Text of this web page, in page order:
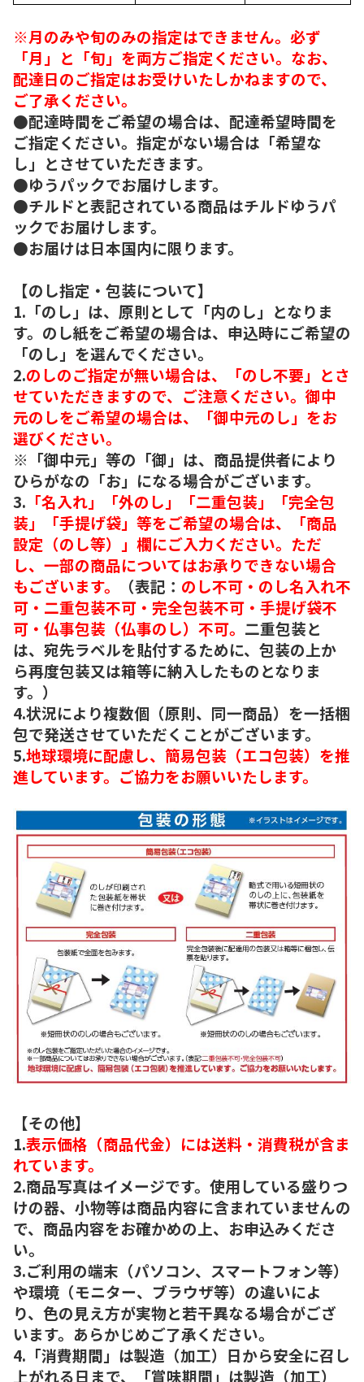
※月のみや旬のみの指定はできません。必ず
「月」と「旬」を両方ご指定ください。なお、
配達日のご指定はお受けいたしかねますので、
ご了承ください。
●配達時間をご希望の場合は、配達希望時間を
ご指定ください。指定がない場合は「希望な
し」とさせていただきます。
●ゆうパックでお届けします。
●チルドと表記されている商品はチルドゆうパ
ックでお届けします。
●お届けは日本国内に限ります。
【のし指定・包装について】
1.「のし」は、原則として「内のし」となりま
す。のし紙をご希望の場合は、申込時にご希望の
「のし」を選んでください。
2.のしのご指定が無い場合は、「のし不要」とさ
せていただきますので、ご注意ください。御中
元のしをご希望の場合は、「御中元のし」をお
選びください。
※「御中元」等の「御」は、商品提供者により
ひらがなの「お」になる場合がございます。
3. 「名入れ」「外のし」「二重包装」「完全包
装」「手提げ袋」等をご希望の場合は、「商品
設定（のし等）」欄にご入力ください。ただ
し、一部の商品についてはお承りできない場合
もございます。
（表記： のし不可・のし名入れ不
可・二重包装不可・完全包装不可・手提げ袋不
可・仏事包装（仏事のし）不可。 二重包装と
は、宛先ラベルを貼付するために、包装の上か
ら再度包装又は箱等に納入したものとなりま
す。）
4.状況により複数個（原則、同一商品）を一括梱
包で発送させていただくことがございます。
5.地球環境に配慮し、簡易包装（エコ包装）を推
進しています。ご協力をお願いいたします。
【その他】
1.表示価格（商品代金）には送料・消費税が含ま
れています。
2.商品写真はイメージです。使用している盛りつ
けの器、小物等は商品内容に含まれていませんの
で、商品内容をお確かめの上、お申込みくださ
い。
3.ご利用の端末（パソコン、スマートフォン等）
や環境（モニター、ブラウザ等）の違いによ
り、色の見え方が実物と若干異なる場合がござ
います。あらかじめご了承ください。
4.「消費期間」は製造（加工）日から安全に召し
上がれる日まで、「賞味期間」は製造（加工）